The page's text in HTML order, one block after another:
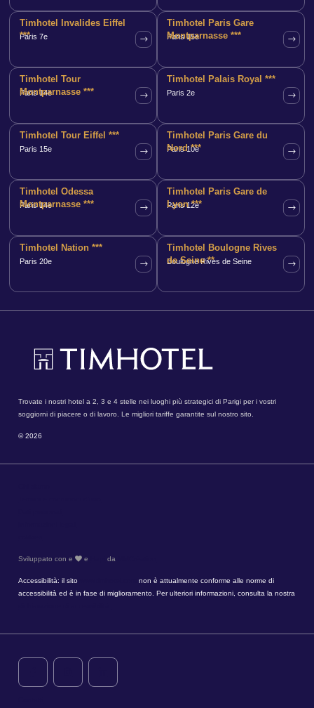
Timhotel Invalides Eiffel
***
Paris 7e
Timhotel Paris Gare
Montparnasse ***
Paris 15e
Timhotel Tour
Montparnasse ***
Paris 14e
Timhotel Palais Royal ***
Paris 2e
Timhotel Tour Eiffel ***
Paris 15e
Timhotel Paris Gare du
Nord ***
Paris 10e
Timhotel Odessa
Montparnasse ***
Paris 14e
Timhotel Paris Gare de
Lyon ***
Paris 12e
Timhotel Nation ***
Paris 20e
Timhotel Boulogne Rives
de Seine **
Boulogne Rives de Seine
Trovate i nostri hotel a 2, 3 e 4 stelle nei luoghi più strategici di Parigi per i vostri
soggiorni di piacere o di lavoro. Le migliori tariffe garantite sul nostro sito.
© 2026
Sviluppato con e e da
Accessibilità: il sito
non è attualmente conforme alle norme di
accessibilità ed è in fase di miglioramento. Per ulteriori informazioni, consulta la nostra